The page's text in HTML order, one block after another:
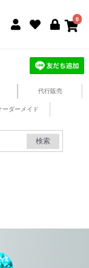
0
代行販売
ーダーメイド
検索